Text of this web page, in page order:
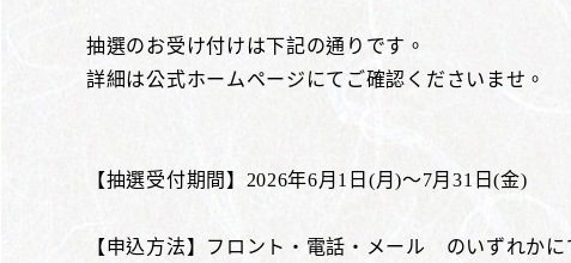
抽選のお受け付けは下記の通りです。
詳細は公式ホームページにてご確認くださいませ。
【抽選受付期間】2026年6月1日(月)～7月31日(金)
【申込方法】フロント・電話・メール のいずれかに